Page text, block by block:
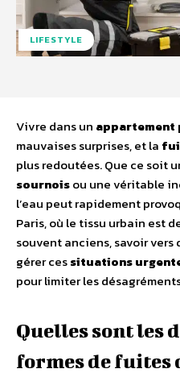
LIFESTYLE
Vivre dans un appartement
mauvaises surprises, et la
plus redoutées. Que ce soit
sournoisou une véritable
l’eau peut rapidement
Paris, où le tissu urbain est
souvent anciens, savoir
gérer cessituations
pour limiter les
Quelles sont les
formes de fuites